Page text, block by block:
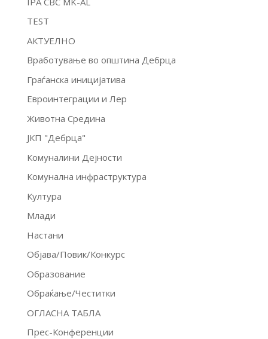
TEST
АКТУЕЛНО
Вработување во општина Дебрца
Граѓанска иницијатива
Евроинтеграции и Лер
Животна Средина
ЈКП "Дебрца"
Комуналини Дејности
Комунална инфраструктура
Култура
Млади
Настани
Објава/Повик/Конкурс
Образование
Обраќање/Честитки
ОГЛАСНА ТАБЛА
Прес-Конференции